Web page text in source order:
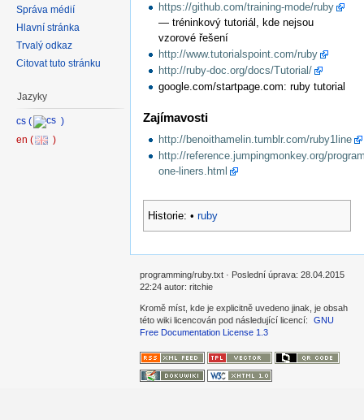
https://github.com/training-mode/ruby
— tréninkový tutoriál, kde nejsou
vzorové řešení
http://www.tutorialspoint.com/ruby
http://ruby-doc.org/docs/Tutorial/
google.com/startpage.com: ruby tutorial
Zajímavosti
http://benoithamelin.tumblr.com/ruby1line
http://reference.jumpingmonkey.org/
one-liners.html
Historie: • ruby
Správa médií
Hlavní stránka
Trvalý odkaz
Citovat tuto stránku
Jazyky
programming/ruby.txt · Poslední úprava: 28.04.2015
22:24 autor: ritchie
Kromě míst, kde je explicitně uvedeno jinak, je obsah
této wiki licencován pod následující licencí:
GNU
Free Documentation License 1.3